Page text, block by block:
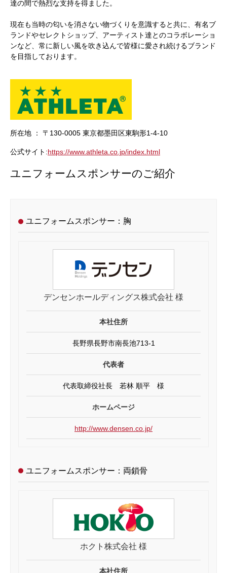
達の間で熱烈な支持を得ました。
現在も当時の匂いを消さない物づくりを意識すると共に、有名ブ
ランドやセレクトショップ、アーティスト達とのコラボレーショ
ンなど、常に新しい風を吹き込んで皆様に愛され続けるブランド
を目指しております。
所在地 ： 〒130-0005 東京都墨田区東駒形1-4-10
公式サイト:https://www.athleta.co.jp/index.html
ユニフォームスポンサーのご紹介
ユニフォームスポンサー：胸
デンセンホールディングス株式会社 様
本社住所
長野県長野市南長池713-1
代表者
代表取締役社長 若林 順平 様
ホームページ
http://www.densen.co.jp/
ユニフォームスポンサー：両鎖骨
ホクト株式会社 様
本社住所